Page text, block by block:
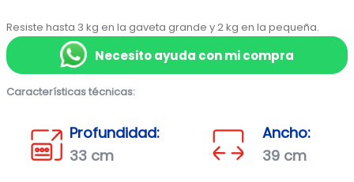
Resiste hasta 3 kg en la gaveta grande y 2 kg en la pequeña.
Necesito ayuda con mi compra
Características técnicas:
Profundidad:
33 cm
Ancho:
39 cm